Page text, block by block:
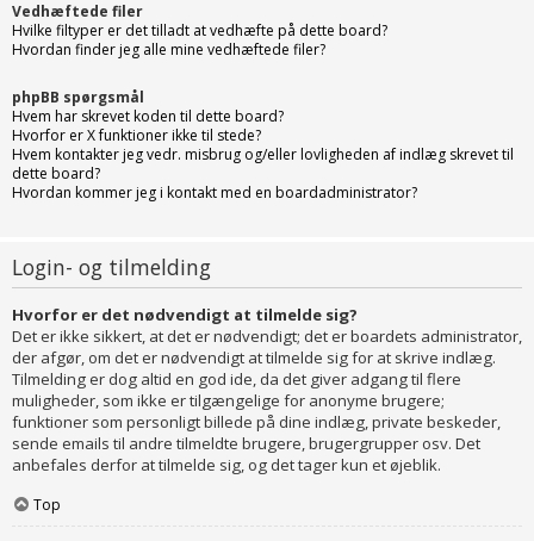
Vedhæftede filer
Hvilke filtyper er det tilladt at vedhæfte på dette board?
Hvordan finder jeg alle mine vedhæftede filer?
phpBB spørgsmål
Hvem har skrevet koden til dette board?
Hvorfor er X funktioner ikke til stede?
Hvem kontakter jeg vedr. misbrug og/eller lovligheden af indlæg skrevet til
dette board?
Hvordan kommer jeg i kontakt med en boardadministrator?
Login- og tilmelding
Hvorfor er det nødvendigt at tilmelde sig?
Det er ikke sikkert, at det er nødvendigt; det er boardets administrator,
der afgør, om det er nødvendigt at tilmelde sig for at skrive indlæg.
Tilmelding er dog altid en god ide, da det giver adgang til flere
muligheder, som ikke er tilgængelige for anonyme brugere;
funktioner som personligt billede på dine indlæg, private beskeder,
sende emails til andre tilmeldte brugere, brugergrupper osv. Det
anbefales derfor at tilmelde sig, og det tager kun et øjeblik.
Top